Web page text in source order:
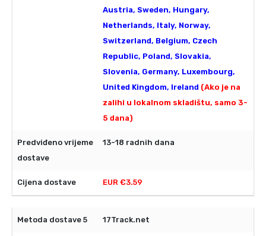
Austria, Sweden, Hungary,
Netherlands, Italy, Norway,
Switzerland, Belgium, Czech
Republic, Poland, Slovakia,
Slovenia, Germany, Luxembourg,
United Kingdom, Ireland (Ako je na
zalihi u lokalnom skladištu, samo 3-
5 dana)
13-18 radnih dana
EUR €3.59
17Track.net